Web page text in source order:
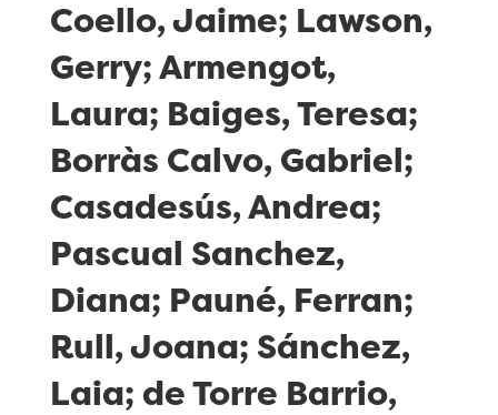
Coello, Jaime; Lawson,
Gerry; Armengot,
Laura; Baiges, Teresa;
Borràs Calvo, Gabriel;
Casadesús, Andrea;
Pascual Sanchez,
Diana; Pauné, Ferran;
Rull, Joana; Sánchez,
Laia; de Torre Barrio,